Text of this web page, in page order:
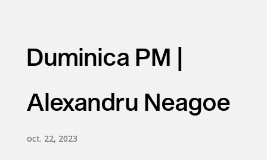
Duminica PM |
Alexandru Neagoe
oct. 22, 2023